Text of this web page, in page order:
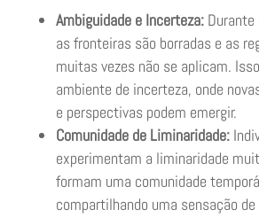
Ambiguidade e Incerteza:Durante
as fronteiras são borradas e as
muitas vezes não se aplicam.
ambiente de incerteza, onde
e perspectivas podem emergir.
Comunidade de Liminaridade:
experimentam a liminaridade
formam uma comunidade
compartilhando uma sensação